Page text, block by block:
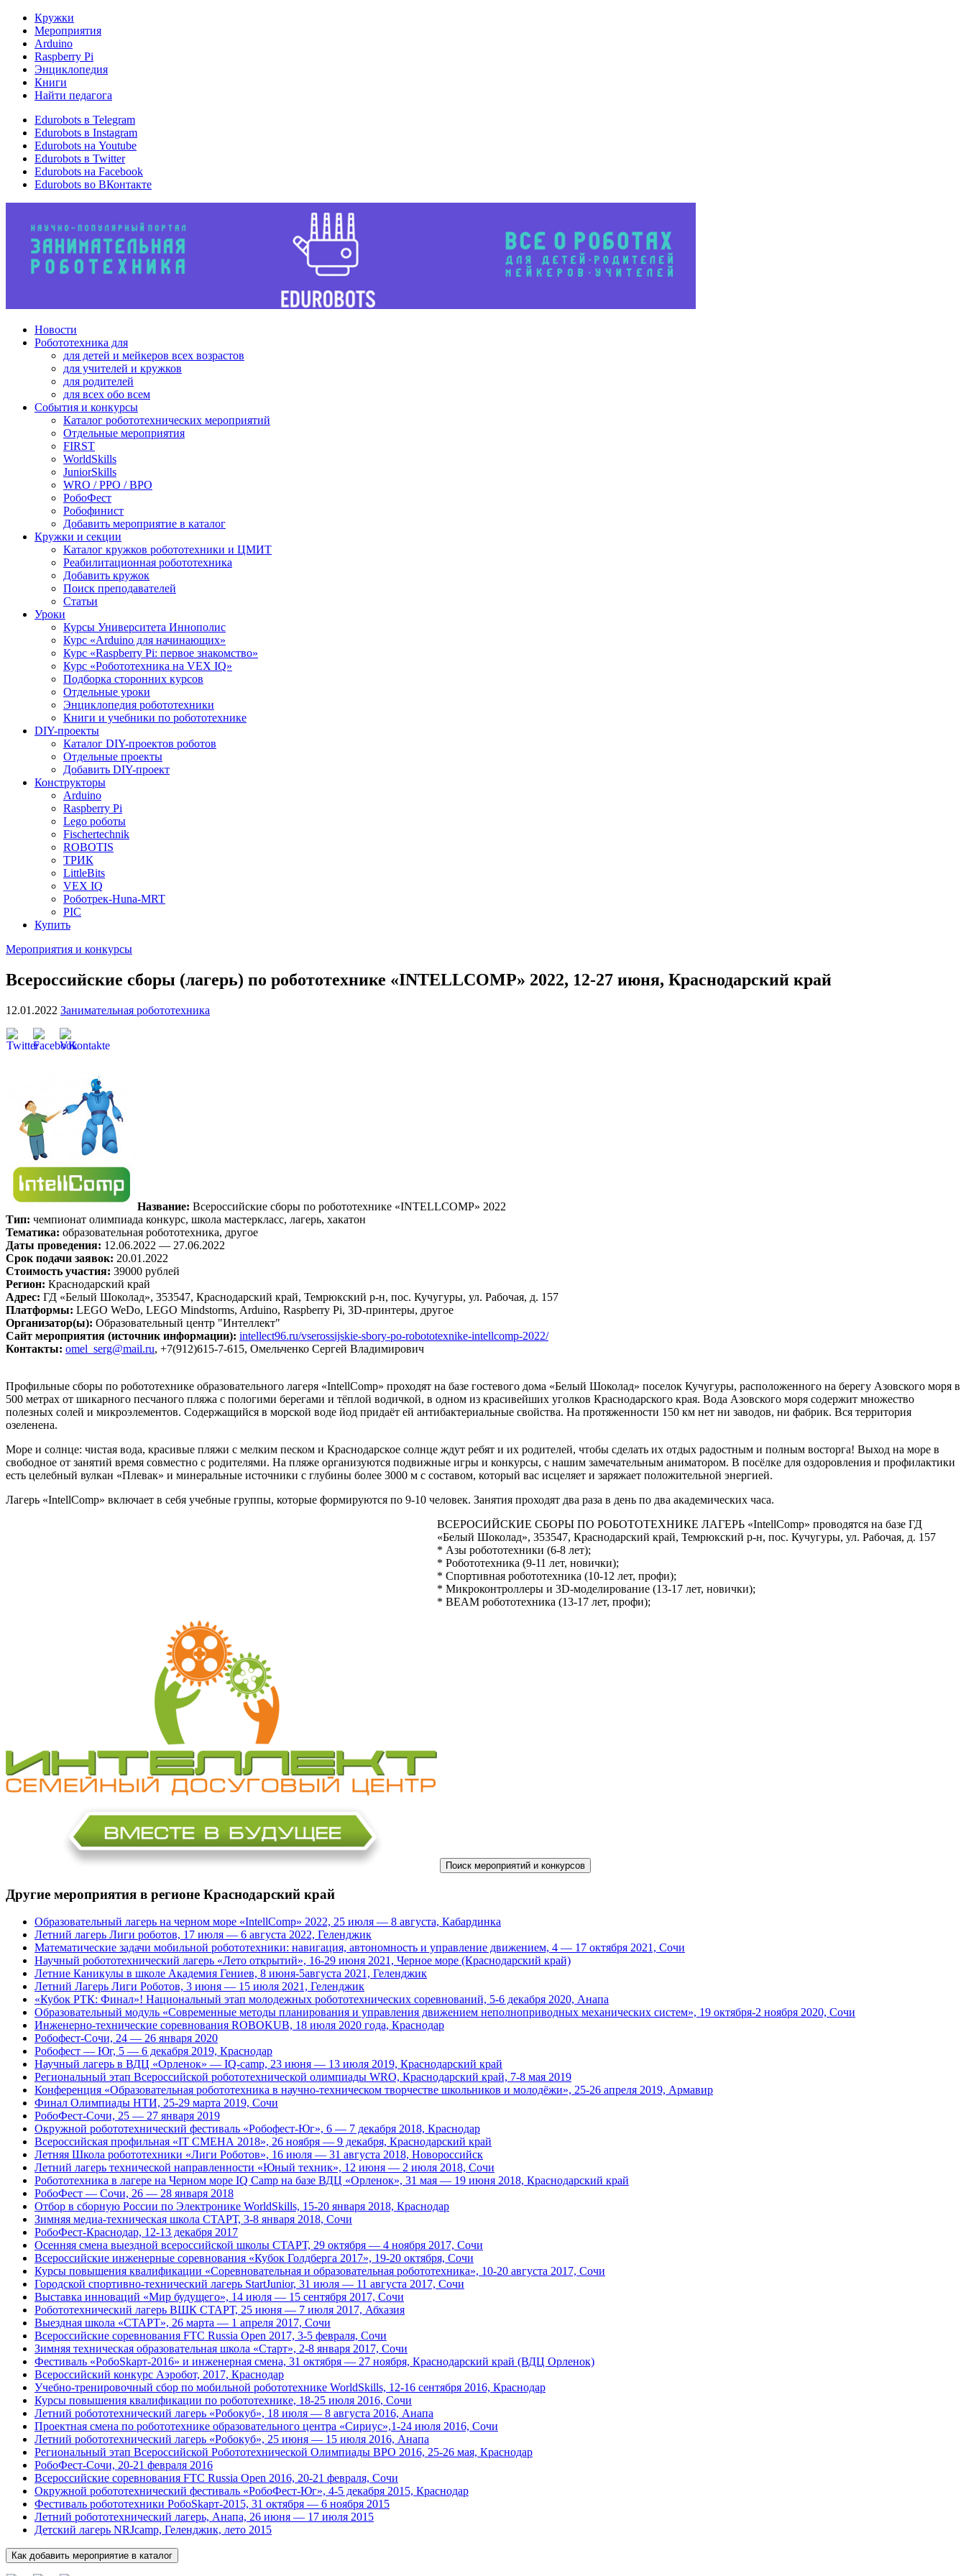
Кружки
Мероприятия
Arduino
Raspberry Pi
Энциклопедия
Книги
Найти педагога
Edurobots в Telegram
Edurobots в Instagram
Edurobots на Youtube
Edurobots в Twitter
Edurobots на Facebook
Edurobots во ВКонтакте
Новости
Робототехника для
для детей и мейкеров всех возрастов
для учителей и кружков
для родителей
для всех обо всем
События и конкурсы
Каталог робототехнических мероприятий
Отдельные мероприятия
FIRST
WorldSkills
JuniorSkills
WRO / РРО / ВРО
РобоФест
Робофинист
Добавить мероприятие в каталог
Кружки и секции
Каталог кружков робототехники и ЦМИТ
Реабилитационная робототехника
Добавить кружок
Поиск преподавателей
Статьи
Уроки
Курсы Университета Иннополис
Курс «Arduino для начинающих»
Курс «Raspberry Pi: первое знакомство»
Курс «Робототехника на VEX IQ»
Подборка сторонних курсов
Отдельные уроки
Энциклопедия робототехники
Книги и учебники по робототехнике
DIY-проекты
Каталог DIY-проектов роботов
Отдельные проекты
Добавить DIY-проект
Конструкторы
Arduino
Raspberry Pi
Lego роботы
Fischertechnik
ROBOTIS
ТРИК
LittleBits
VEX IQ
Роботрек-Huna-MRT
PIC
Купить
Мероприятия и конкурсы
Всероссийские сборы (лагерь) по робототехнике «INTELLCOMP» 2022, 12-27 июня, Краснодарский край
12.01.2022 Занимательная робототехника
Название: Всероссийские сборы по робототехнике «INTELLCOMP» 2022
Тип: чемпионат олимпиада конкурс, школа мастеркласс, лагерь, хакатон
Тематика: образовательная робототехника, другое
Даты проведения: 12.06.2022 — 27.06.2022
Срок подачи заявок: 20.01.2022
Стоимость участия: 39000 рублей
Регион: Краснодарский край
Адрес: ГД «Белый Шоколад», 353547, Краснодарский край, Темрюкский р-н, пос. Кучугуры, ул. Рабочая, д. 157
Платформы: LEGO WeDo, LEGO Mindstorms, Arduino, Raspberry Pi, 3D-принтеры, другое
Организатор(ы): Образовательный центр "Интеллект"
Сайт мероприятия (источник информации): intellect96.ru/vserossijskie-sbory-po-robototexnike-intellcomp-2022/
Контакты: omel_serg@mail.ru, +7(912)615-7-615, Омельченко Сергей Владимирович
Профильные сборы по робототехнике образовательного лагеря «IntellComp» проходят на базе гостевого дома «Белый Шоколад» поселок Кучугуры, расположенного на берегу Азовского моря в
500 метрах от шикарного песчаного пляжа с пологими берегами и тёплой водичкой, в одном из красивейших уголков Краснодарского края. Вода Азовского моря содержит множество
полезных солей и микроэлементов. Содержащийся в морской воде йод придаёт ей антибактериальные свойства. На протяженности 150 км нет ни заводов, ни фабрик. Вся территория
озеленена.
Море и солнце: чистая вода, красивые пляжи с мелким песком и Краснодарское солнце ждут ребят и их родителей, чтобы сделать их отдых радостным и полным восторга! Выход на море в
свободное от занятий время совместно с родителями. На пляже организуются подвижные игры и конкурсы, с нашим замечательным аниматором. В посёлке для оздоровления и профилактики
есть целебный вулкан «Плевак» и минеральные источники с глубины более 3000 м с составом, который вас исцеляет и заряжает положительной энергией.
Лагерь «IntellComp» включает в себя учебные группы, которые формируются по 9-10 человек. Занятия проходят два раза в день по два академических часа.
ВСЕРОСИЙСКИЕ СБОРЫ ПО РОБОТОТЕХНИКЕ ЛАГЕРЬ «IntellComp» проводятся на базе ГД
«Белый Шоколад», 353547, Краснодарский край, Темрюкский р-н, пос. Кучугуры, ул. Рабочая, д. 157
* Азы робототехники (6-8 лет);
* Робототехника (9-11 лет, новички);
* Спортивная робототехника (10-12 лет, профи);
* Микроконтроллеры и 3D-моделирование (13-17 лет, новички);
* BEAM робототехника (13-17 лет, профи);
Другие мероприятия в регионе Краснодарский край
Образовательный лагерь на черном море «IntellComp» 2022, 25 июля — 8 августа, Кабардинка
Летний лагерь Лиги роботов, 17 июля — 6 августа 2022, Геленджик
Математические задачи мобильной робототехники: навигация, автономность и управление движением, 4 — 17 октября 2021, Сочи
Научный робототехнический лагерь «Лето открытий», 16-29 июня 2021, Черное море (Краснодарский край)
Летние Каникулы в школе Академия Гениев, 8 июня-5августа 2021, Геленджик
Летний Лагерь Лиги Роботов, 3 июня — 15 июля 2021, Геленджик
«Кубок РТК: Финал»! Национальный этап молодежных робототехнических соревнований, 5-6 декабря 2020, Анапа
Образовательный модуль «Современные методы планирования и управления движением неполноприводных механических систем», 19 октября-2 ноября 2020, Сочи
Инженерно-технические соревнования ROBOKUB, 18 июля 2020 года, Краснодар
Робофест-Сочи, 24 — 26 января 2020
Робофест — Юг, 5 — 6 декабря 2019, Краснодар
Научный лагерь в ВДЦ «Орленок» — IQ-camp, 23 июня — 13 июля 2019, Краснодарский край
Региональный этап Всероссийской робототехнической олимпиады WRO, Краснодарский край, 7-8 мая 2019
Конференция «Образовательная робототехника в научно-техническом творчестве школьников и молодёжи», 25-26 апреля 2019, Армавир
Финал Олимпиады НТИ, 25-29 марта 2019, Сочи
РобоФест-Сочи, 25 — 27 января 2019
Окружной робототехнический фестиваль «Робофест-Юг», 6 — 7 декабря 2018, Краснодар
Всероссийская профильная «IT СМЕНА 2018», 26 ноября — 9 декабря, Краснодарский край
Летняя Школа робототехники «Лиги Роботов», 16 июля — 31 августа 2018, Новороссийск
Летний лагерь технической направленности «Юный техник», 12 июня — 2 июля 2018, Сочи
Робототехника в лагере на Черном море IQ Camp на базе ВДЦ «Орленок», 31 мая — 19 июня 2018, Краснодарский край
РобоФест — Сочи, 26 — 28 января 2018
Отбор в сборную России по Электронике WorldSkills, 15-20 января 2018, Краснодар
Зимняя медиа-техническая школа СТАРТ, 3-8 января 2018, Сочи
РобоФест-Краснодар, 12-13 декабря 2017
Осенняя смена выездной всероссийской школы СТАРТ, 29 октября — 4 ноября 2017, Сочи
Всероссийские инженерные соревнования «Кубок Голдберга 2017», 19-20 октября, Сочи
Курсы повышения квалификации «Соревновательная и образовательная робототехника», 10-20 августа 2017, Сочи
Городской спортивно-технический лагерь StartJunior, 31 июля — 11 августа 2017, Сочи
Выставка инноваций «Мир будущего», 14 июля — 15 сентября 2017, Сочи
Робототехнический лагерь ВШК СТАРТ, 25 июня — 7 июля 2017, Абхазия
Выездная школа «СТАРТ», 26 марта — 1 апреля 2017, Сочи
Всероссийские соревнования FTC Russia Open 2017, 3-5 февраля, Сочи
Зимняя техническая образовательная школа «Старт», 2-8 января 2017, Сочи
Фестиваль «РобоSkарт-2016» и инженерная смена, 31 октября — 27 ноября, Краснодарский край (ВДЦ Орленок)
Всероссийский конкурс Аэробот, 2017, Краснодар
Учебно-тренировочный сбор по мобильной робототехнике WorldSkills, 12-16 сентября 2016, Краснодар
Курсы повышения квалификации по робототехнике, 18-25 июля 2016, Сочи
Летний робототехнический лагерь «Робокуб», 18 июля — 8 августа 2016, Анапа
Проектная смена по робототехнике образовательного центра «Сириус»,1-24 июля 2016, Сочи
Летний робототехнический лагерь «Робокуб», 25 июня — 15 июля 2016, Анапа
Региональный этап Всероссийской Робототехнической Олимпиады ВРО 2016, 25-26 мая, Краснодар
РобоФест-Сочи, 20-21 февраля 2016
Всероссийские соревнования FTC Russia Open 2016, 20-21 февраля, Сочи
Окружной робототехнический фестиваль «РобоФест-Юг», 4-5 декабря 2015, Краснодар
Фестиваль робототехники РобоSkарт-2015, 31 октября — 6 ноября 2015
Летний робототехнический лагерь, Анапа, 26 июня — 17 июля 2015
Детский лагерь NRJcamp, Геленджик, лето 2015